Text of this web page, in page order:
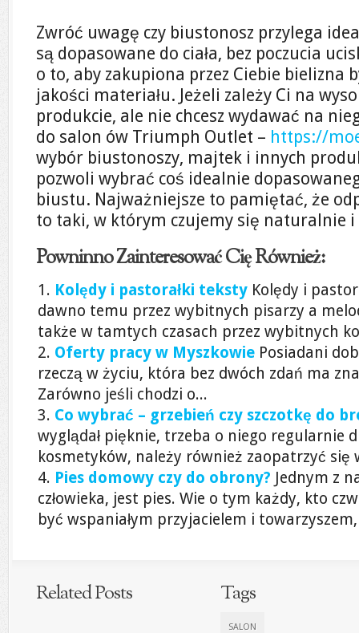
Zwróć uwagę czy biustonosz przylega
są dopasowane do ciała, bez poczucia
o to, aby zakupiona przez Ciebie bielizna
jakości materiału. Jeżeli zależy Ci na
produkcie, ale nie chcesz wydawać na
do salon ów Triumph Outlet – https://
wybór biustonoszy, majtek i innych
pozwoli wybrać coś idealnie
biustu. Najważniejsze to pamiętać, że
to taki, w którym czujemy się naturalnie
Powninno Zainteresować Cię Również:
Kolędy i pastorałki teksty Kolędy i
dawno temu przez wybitnych pisarzy a
także w tamtych czasach przez wybitnych
Oferty pracy w Myszkowie Posiadani
rzeczą w życiu, która bez dwóch zdań ma
Zarówno jeśli chodzi o...
Co wybrać – grzebień czy szczotkę do
wyglądał pięknie, trzeba o niego regularnie
kosmetyków, należy również zaopatrzyć się
Pies domowy czy do obrony? Jednym z
człowieka, jest pies. Wie o tym każdy, kto
być wspaniałym przyjacielem i
Related Posts Tags
SALON